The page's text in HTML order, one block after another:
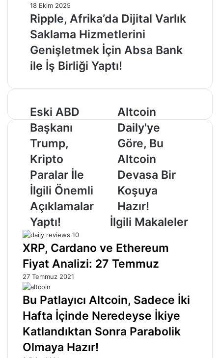
18 Ekim 2025
Ripple, Afrika’da Dijital Varlık
Saklama Hizmetlerini
Genişletmek İçin Absa Bank
ile İş Birliği Yaptı!
Eski
ABD
Başkanı
Trump,
Kripto
Paralar
İle
İlgili
Önemli
Açıklamalar
Yaptı!
Eski ABD
Başkanı
Trump,
Kripto
Paralar İle
İlgili Önemli
Açıklamalar
Yaptı!
Altcoin
Daily'ye
Göre,
Bu
Altcoin
Devasa
Bir
Koşuya
Hazır!
Altcoin
Daily'ye
Göre, Bu
Altcoin
Devasa Bir
Koşuya
Hazır!
İlgili Makaleler
XRP, Cardano ve Ethereum
Fiyat Analizi: 27 Temmuz
27 Temmuz 2021
Bu Patlayıcı Altcoin, Sadece İki
Hafta İçinde Neredeyse İkiye
Katlandıktan Sonra Parabolik
Olmaya Hazır!